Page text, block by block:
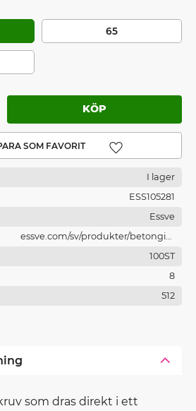
65
Lägg till i favoriter
I lager
ESS105281
Essve
essve.com/sv/produkter/betonginf
astningar/
100ST
8
512
som dras direkt i ett